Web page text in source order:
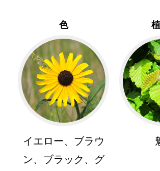
色
イエロー、ブラウ
ン、ブラック、グ